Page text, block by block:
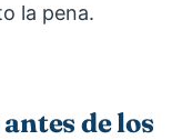
la pena.
de los